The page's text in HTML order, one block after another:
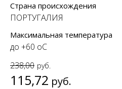
Страна происхождения
ПОРТУГАЛИЯ
Максимальная температура
до +60 oC
238,00 руб.
115,72 руб.